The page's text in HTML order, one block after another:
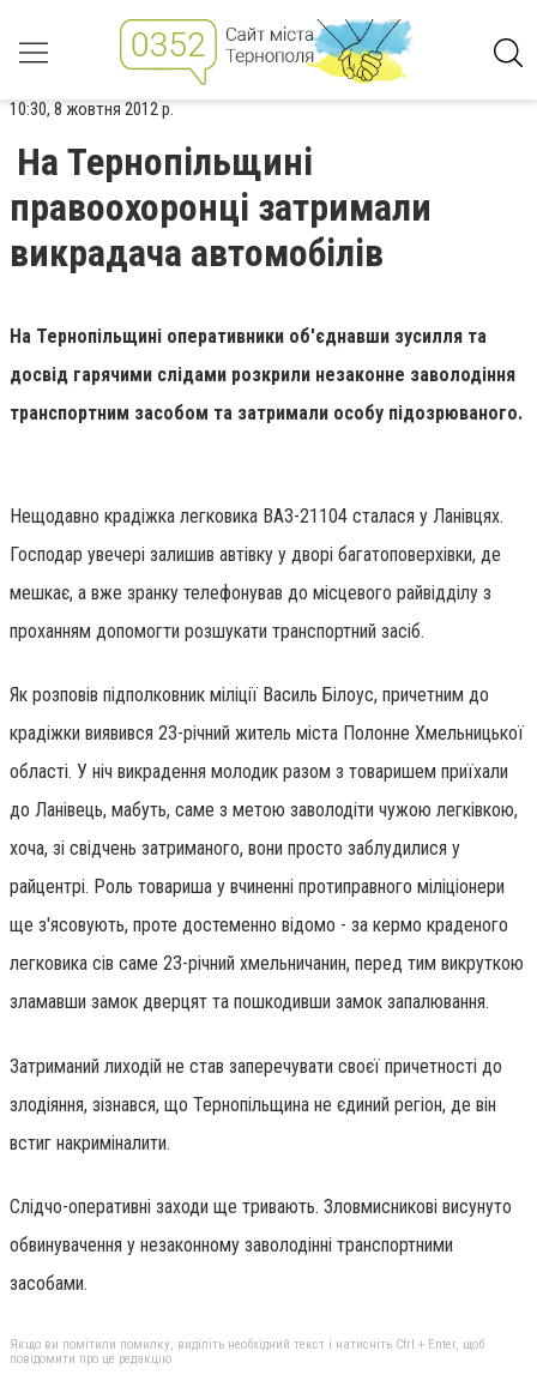
10:30, 8 жовтня 2012 р.
На Тернопільщині
правоохоронці затримали
викрадача автомобілів
На Тернопільщині оперативники об'єднавши зусилля та
досвід гарячими слідами розкрили незаконне заволодіння
транспортним засобом та затримали особу підозрюваного.
Нещодавно крадіжка легковика ВАЗ-21104 сталася у Ланівцях.
Господар увечері залишив автівку у дворі багатоповерхівки, де
мешкає, а вже зранку телефонував до місцевого райвідділу з
проханням допомогти розшукати транспортний засіб.
Як розповів підполковник міліції Василь Білоус, причетним до
крадіжки виявився 23-річний житель міста Полонне Хмельницької
області. У ніч викрадення молодик разом з товаришем приїхали
до Ланівець, мабуть, саме з метою заволодіти чужою легківкою,
хоча, зі свідчень затриманого, вони просто заблудилися у
райцентрі. Роль товариша у вчиненні протиправного міліціонери
ще з'ясовують, проте достеменно відомо - за кермо краденого
легковика сів саме 23-річний хмельничанин, перед тим викруткою
зламавши замок дверцят та пошкодивши замок запалювання.
Затриманий лиходій не став заперечувати своєї причетності до
злодіяння, зізнався, що Тернопільщина не єдиний регіон, де він
встиг накриміналити.
Слідчо-оперативні заходи ще тривають. Зловмисникові висунуто
обвинувачення у незаконному заволодінні транспортними
засобами.
Якщо ви помітили помилку, виділіть необхідний текст і натисніть Ctrl + Enter, щоб
повідомити про це редакцію